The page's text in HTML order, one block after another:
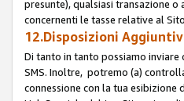
presunte), qualsiasi transazione
concernenti le tasse relative al
12.Disposizioni
Di tanto in tanto possiamo
SMS. Inoltre, potremo (a)
connessione con la tua esibizione